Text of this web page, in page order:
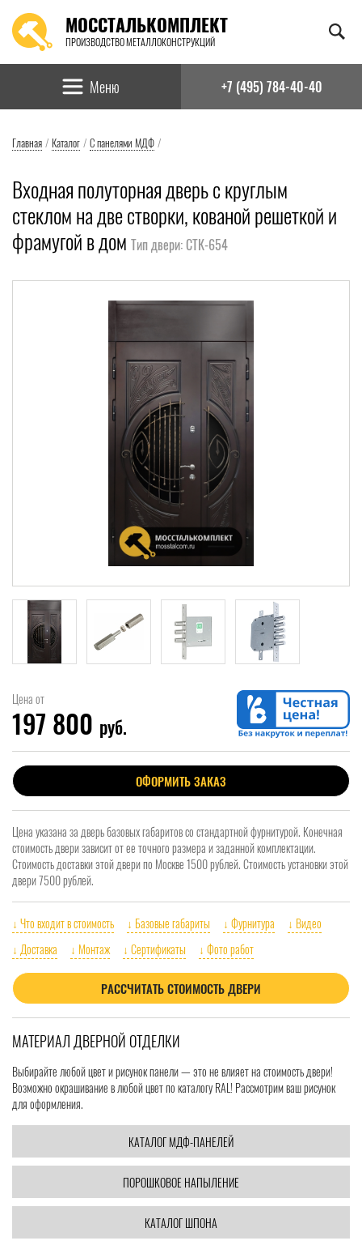
МОССТАЛЬКОМПЛЕКТ
ПРОИЗВОДСТВО МЕТАЛЛОКОНСТРУКЦИЙ
Найти:
Меню +7 (495) 784-40-40
Главная / Каталог / С панелями МДФ /
Входная полуторная дверь с круглым
стеклом на две створки, кованой решеткой и
фрамугой в дом Тип двери: СТК-654
Цена от
197 800 руб.
ОФОРМИТЬ ЗАКАЗ
Цена указана за дверь базовых габаритов со стандартной фурнитурой. Конечная
стоимость двери зависит от ее точного размера и заданной комплектации.
Стоимость доставки этой двери по Москве 1500 рублей. Стоимость установки этой
двери 7500 рублей.
↓ Что входит в стоимость ↓ Базовые габариты ↓ Фурнитура
↓ Видео
↓ Доставка
↓ Монтаж ↓ Сертификаты ↓ Фото работ
РАССЧИТАТЬ СТОИМОСТЬ ДВЕРИ
МАТЕРИАЛ ДВЕРНОЙ ОТДЕЛКИ
Выбирайте любой цвет и рисунок панели — это не влияет на стоимость двери!
Возможно окрашивание в любой цвет по каталогу RAL! Рассмотрим ваш рисунок
для оформления.
КАТАЛОГ МДФ-ПАНЕЛЕЙ
ПОРОШКОВОЕ НАПЫЛЕНИЕ
КАТАЛОГ ШПОНА